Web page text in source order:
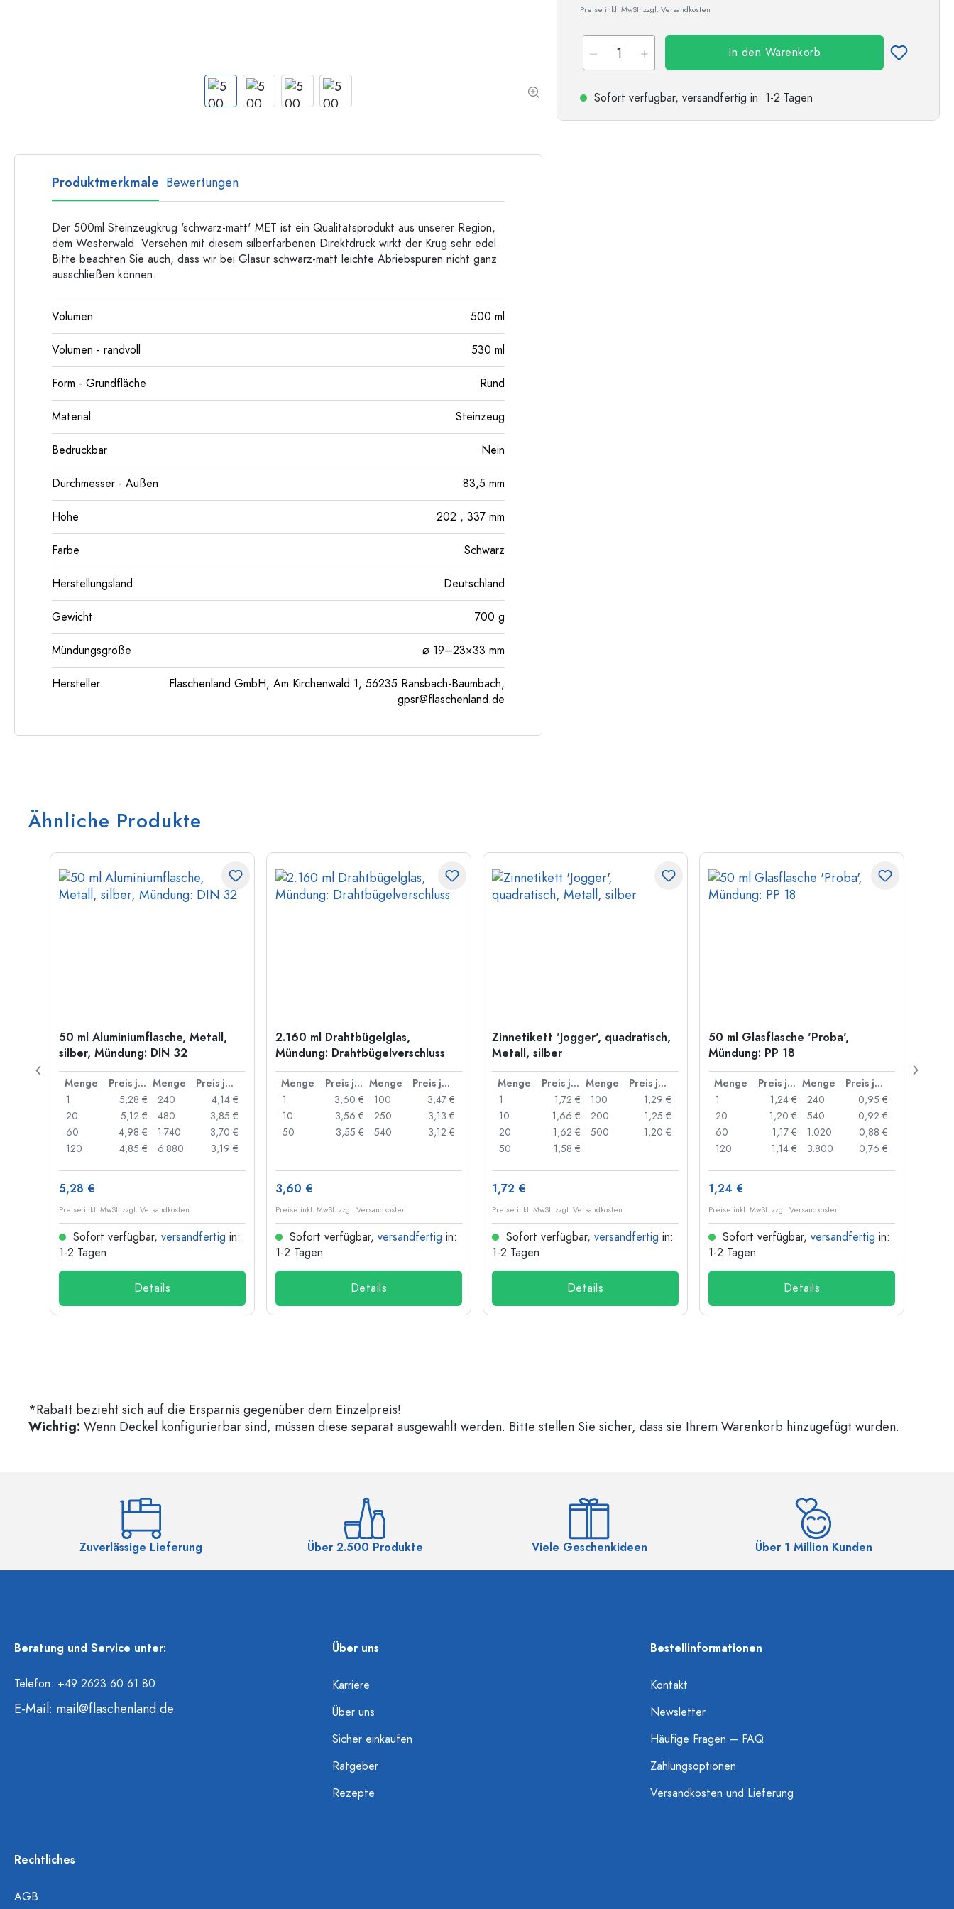
Mehrkantflaschen
Glas- & Weinballons
Kunststoffflaschen
Aluminiumflaschen
Beispielhafte Darstellung
Preise inkl. MwSt. zzgl. Versandkosten
In den Warenkorb
Sofort verfügbar, versandfertig in: 1-2 Tagen
Produktmerkmale Bewertungen
Der 500ml Steinzeugkrug 'schwarz-matt' MET ist ein Qualitätsprodukt aus unserer Region,
dem Westerwald. Versehen mit diesem silberfarbenen Direktdruck wirkt der Krug sehr edel.
Bitte beachten Sie auch, dass wir bei Glasur schwarz-matt leichte Abriebspuren nicht ganz
ausschließen können.
Volumen 500 ml
Volumen - randvoll 530 ml
Form - Grundfläche Rund
Material Steinzeug
Bedruckbar Nein
Durchmesser - Außen 83,5 mm
Höhe 202 , 337 mm
Farbe Schwarz
Herstellungsland Deutschland
Gewicht 700 g
Mündungsgröße ⌀ 19–23×33 mm
Hersteller
Flaschenland GmbH, Am Kirchenwald 1, 56235 Ransbach-Baumbach,
gpsr@flaschenland.de
Ähnliche Produkte
50 ml Aluminiumflasche, Metall,
silber, Mündung: DIN 32
Menge Preis je Stück Menge
Preis je Stück
1
5,28 €
20
5,12 €
60
4,98 €
120
4,85 €
240
4,14 €
480
3,85 €
1.740
3,70 €
6.880
3,19 €
5,28 €
Preise inkl. MwSt. zzgl. Versandkosten
Sofort verfügbar, versandfertig in:
1-2 Tagen
Details
2.160 ml Drahtbügelglas,
Mündung: Drahtbügelverschluss
Menge Preis je Stück Menge
Preis je Stück
1
3,60 €
10
3,56 €
50
3,55 €
100
3,47 €
250
3,13 €
540
3,12 €
3,60 €
Preise inkl. MwSt. zzgl. Versandkosten
Sofort verfügbar, versandfertig in:
1-2 Tagen
Details
Zinnetikett 'Jogger', quadratisch,
Metall, silber
Menge Preis je Stück Menge
Preis je Stück
1
1,72 €
10
1,66 €
20
1,62 €
50
1,58 €
100
1,29 €
200
1,25 €
500
1,20 €
1,72 €
Preise inkl. MwSt. zzgl. Versandkosten
Sofort verfügbar, versandfertig in:
1-2 Tagen
Details
50 ml Glasflasche 'Proba',
Mündung: PP 18
Menge Preis je Stück Menge
Preis je Stück
1
1,24 €
20
1,20 €
60
1,17 €
120
1,14 €
240
0,95 €
540
0,92 €
1.020
0,88 €
3.800
0,76 €
1,24 €
Preise inkl. MwSt. zzgl. Versandkosten
Sofort verfügbar, versandfertig in:
1-2 Tagen
Details
*Rabatt bezieht sich auf die Ersparnis gegenüber dem Einzelpreis!
Wichtig: Wenn Deckel konfigurierbar sind, müssen diese separat ausgewählt werden. Bitte stellen Sie sicher, dass sie Ihrem Warenkorb hinzugefügt wurden.
Zuverlässige Lieferung Über 2.500 Produkte Viele Geschenkideen Über 1 Million Kunden
Beratung und Service unter:
Telefon: +49 2623 60 61 80
E-Mail: mail@flaschenland.de
Über uns
Karriere
Über uns
Sicher einkaufen
Ratgeber
Rezepte
Bestellinformationen
Kontakt
Newsletter
Häufige Fragen – FAQ
Zahlungsoptionen
Versandkosten und Lieferung
Rechtliches
AGB